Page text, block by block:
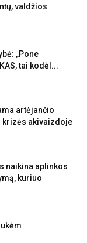
valdžios
„Pone
tai kodėl...
artėjančio
akivaizdoje
naikina aplinkos
kuriuo